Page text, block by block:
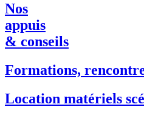
Nos
appuis
& conseils
Formations,
Location matériels